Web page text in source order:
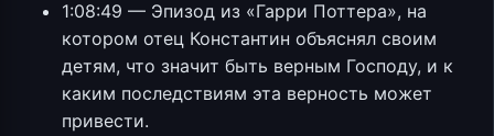
1:08:49 — Эпизод из «Гарри Поттера», на
котором отец Константин объяснял своим
детям, что значит быть верным Господу, и к
каким последствиям эта верность может
привести.